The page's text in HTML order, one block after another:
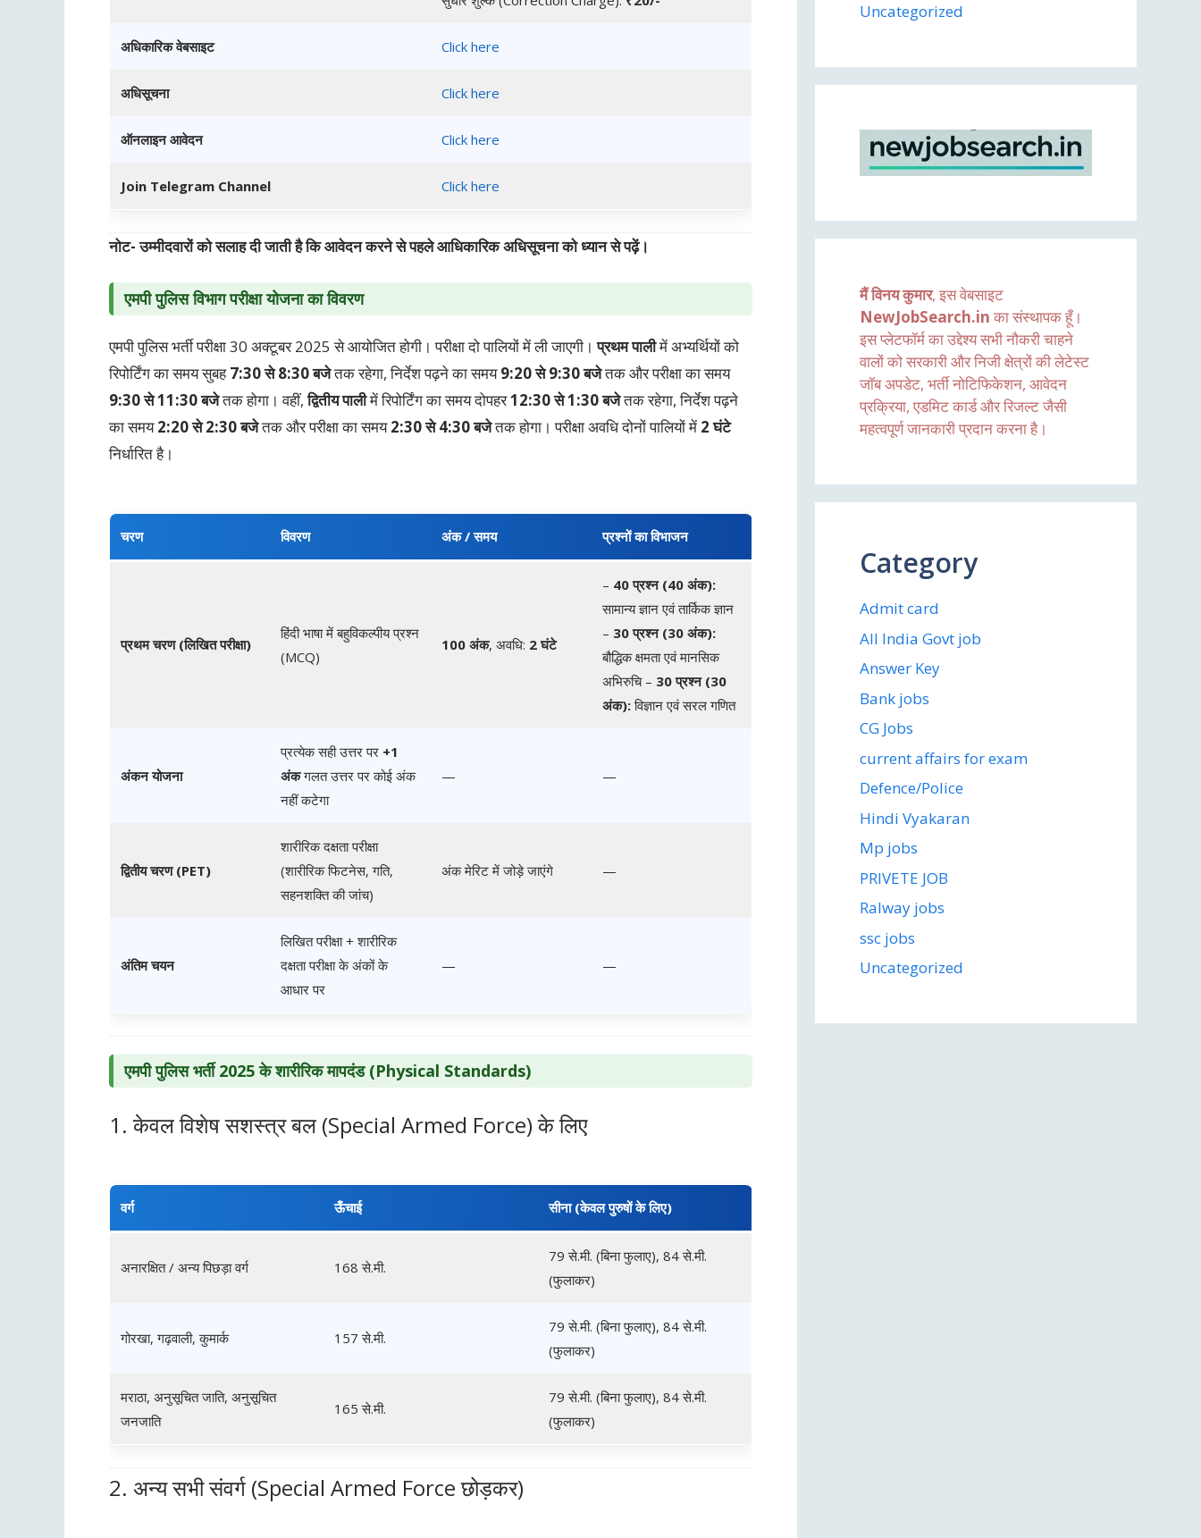
अधिकारिक वेबसाइट Click here
अधिसूचना Click here
ऑनलाइन आवेदन Click here
Join Telegram Channel Click here
नोट- उम्मीदवारों को सलाह दी जाती है कि आवेदन करने से पहले आधिकारिक अधिसूचना को ध्यान से पढ़ें।
एमपी पुलिस विभाग परीक्षा योजना का विवरण
एमपी पुलिस भर्ती परीक्षा 30 अक्टूबर 2025 से आयोजित होगी। परीक्षा दो पालियों में ली जाएगी।प्रथम पालीमें अभ्यर्थियों को
रिपोर्टिंग का समय सुबह7:30 से 8:30 बजेतक रहेगा, निर्देश पढ़ने का समय9:20 से 9:30 बजेतक और परीक्षा का समय
9:30 से 11:30 बजेतक होगा। वहीं,द्वितीय पालीमें रिपोर्टिंग का समय दोपहर12:30 से 1:30 बजेतक रहेगा, निर्देश पढ़ने
का समय2:20 से 2:30 बजेतक और परीक्षा का समय2:30 से 4:30 बजेतक होगा। परीक्षा अवधि दोनों पालियों में 2 घंटे
निर्धारित है।
चरण विवरण अंक / समय प्रश्नों का विभाजन
प्रथम चरण (लिखित परीक्षा)
हिंदी भाषा में बहुविकल्पीय प्रश्न
(MCQ)
100 अंक, अवधि: 2 घंटे
– 40 प्रश्न (40 अंक):
सामान्य ज्ञान एवं तार्किक ज्ञान
– 30 प्रश्न (30 अंक):
बौद्धिक क्षमता एवं मानसिक
अभिरुचि – 30 प्रश्न (30
अंक):विज्ञान एवं सरल गणित
अंकन योजना
प्रत्येक सही उत्तर पर +1
अंकगलत उत्तर पर कोई अंक
नहीं कटेगा
— —
द्वितीय चरण (PET)
शारीरिक दक्षता परीक्षा
(शारीरिक फिटनेस, गति,
सहनशक्ति की जांच)
अंक मेरिट में जोड़े जाएंगे —
अंतिम चयन
लिखित परीक्षा + शारीरिक
दक्षता परीक्षा के अंकों के
आधार पर
— —
एमपी पुलिस भर्ती 2025 के शारीरिक मापदंड (Physical Standards)
1. केवल विशेष सशस्त्र बल (Special Armed Force) के लिए
वर्ग ऊँचाई सीना (केवल पुरुषों के लिए)
अनारक्षित / अन्य पिछड़ा वर्ग 168 से.मी.
79 से.मी. (बिना फुलाए), 84 से.मी.
(फुलाकर)
गोरखा, गढ़वाली, कुमार्क 157 से.मी.
79 से.मी. (बिना फुलाए), 84 से.मी.
(फुलाकर)
मराठा, अनुसूचित जाति, अनुसूचित
जनजाति
165 से.मी.
79 से.मी. (बिना फुलाए), 84 से.मी.
(फुलाकर)
2. अन्य सभी संवर्ग (Special Armed Force छोड़कर)
Uncategorized
मैं विनय कुमार, इस वेबसाइट
NewJobSearch.in का संस्थापक हूँ।
इस प्लेटफॉर्म का उद्देश्य सभी नौकरी चाहने
वालों को सरकारी और निजी क्षेत्रों की लेटेस्ट
जॉब अपडेट, भर्ती नोटिफिकेशन, आवेदन
प्रक्रिया, एडमिट कार्ड और रिजल्ट जैसी
महत्वपूर्ण जानकारी प्रदान करना है।
Category
Admit card
All India Govt job
Answer Key
Bank jobs
CG Jobs
current affairs for exam
Defence/Police
Hindi Vyakaran
Mp jobs
PRIVETE JOB
Ralway jobs
ssc jobs
Uncategorized